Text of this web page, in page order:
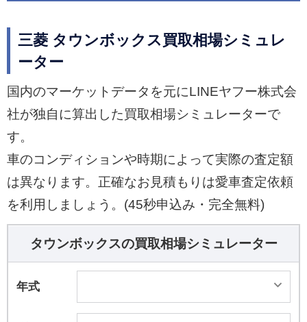
三菱 タウンボックス買取相場シミュレ
ーター
国内のマーケットデータを元にLINEヤフー株式会
社が独自に算出した買取相場シミュレーターで
す。
車のコンディションや時期によって実際の査定額
は異なります。正確なお見積もりは愛車査定依頼
を利用しましょう。(45秒申込み・完全無料)
タウンボックスの買取相場シミュレーター
年式